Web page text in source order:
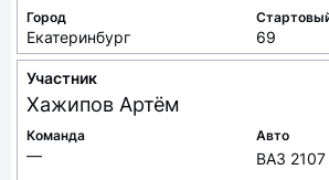
Город
Екатеринбург 69
Участник
Хажипов Артём
Команда
—
Авто
ВАЗ 2107